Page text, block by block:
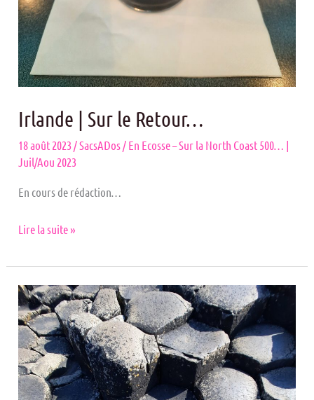
Irlande | Sur le Retour…
18 août 2023 /SacsADos / En Ecosse – Sur la North Coast 500… |
Juil/Aou 2023
En cours de rédaction…
Lire la suite »
IRLANDE
DU
NORD
|
Dark
Hedges